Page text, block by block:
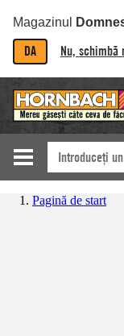
Magazinul
DA Nu, schimbă
Pagină de start